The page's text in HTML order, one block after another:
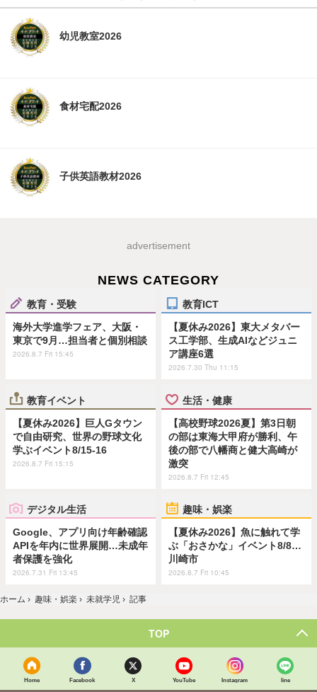
幼児教室2026
食材宅配2026
子供英語教材2026
advertisement
NEWS CATEGORY
教育・受験
海外大学進学フェア、大阪・
東京で9月…担当者と個別相談
2026.8.7 Fri 15:45
教育ICT
【夏休み2026】東大メタバー
ス工学部、生成AIなどジュニ
ア講座6選
2026.7.30 Thu 11:15
教育イベント
【夏休み2026】巨人Gタウン
で自由研究、世界の野球文化
学ぶイベント8/15-16
2026.8.7 Fri 15:15
生活・健康
【高校野球2026夏】第3日朝
の部は東海大甲府が勝利、午
後の部で八幡商と健大高崎が
激突
2026.8.7 Fri 12:45
デジタル生活
Google、アプリ向け年齢確認
APIを年内に世界展開…未成年
者保護を強化
2026.7.31 Fri 13:45
趣味・娯楽
【夏休み2026】魚に触れて学
ぶ「おさかな」イベント8/8…
川崎市
2026.8.7 Fri 10:45
ホーム › 趣味・娯楽 › 未就学児 › 記事
TOP
Home Facebook X YouTube Instagram line